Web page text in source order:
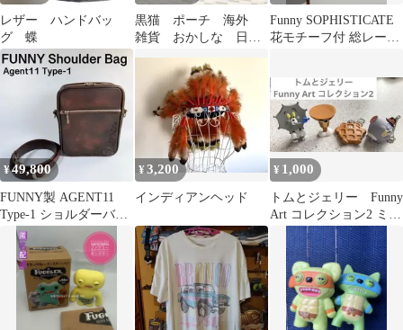
レザー ハンドバッ
グ 蝶
黒猫 ポーチ 海外
雑貨 おかしな 日本
Funny SOPHISTICATE
花モチーフ付 総レース
¥49,800
FUNNY製 AGENT11
Type-1 ショルダーバッ
グ茶色
¥3,200
インディアンヘッド
¥ 1,000
トムとジェリー Funny
Art コレクション2 ミニ
フィギュア 4点 セッ